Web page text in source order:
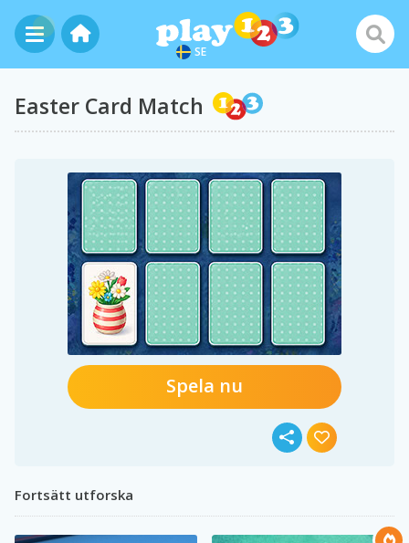
SE
Easter Card Match
Spela nu
Fortsätt utforska